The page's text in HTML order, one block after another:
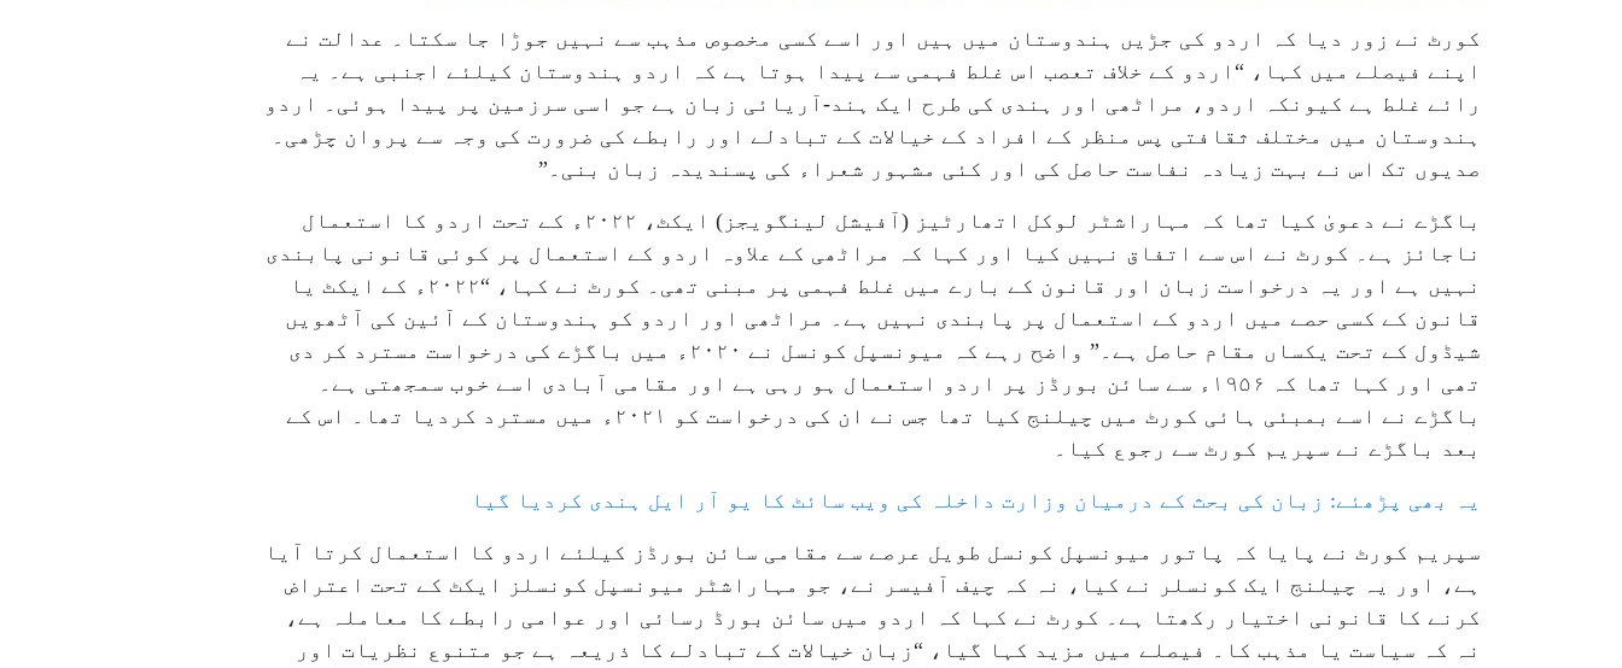
کورٹ نے زور دیا کہ اردو کی جڑیں ہندوستان میں ہیں اور اسے کسی مخصوص مذہب سے نہیں جوڑا جا سکتا۔ عدالت نے
اپنے فیصلے میں کہا، “اردو کے خلاف تعصب اس غلط فہمی سے پیدا ہوتا ہے کہ اردو ہندوستان کیلئے اجنبی ہے۔ یہ
رائے غلط ہے کیونکہ اردو، مراٹھی اور ہندی کی طرح ایک ہند-آریائی زبان ہے جو اسی سرزمین پر پیدا ہوئی۔ اردو
ہندوستان میں مختلف ثقافتی پس منظر کے افراد کے خیالات کے تبادلے اور رابطے کی ضرورت کی وجہ سے پروان چڑھی۔
صدیوں تک اس نے بہت زیادہ نفاست حاصل کی اور کئی مشہور شعراء کی پسندیدہ زبان بنی۔”
باگڑے نے دعویٰ کیا تھا کہ مہاراشٹر لوکل اتھارٹیز (آفیشل لینگویجز) ایکٹ، ۲۰۲۲ء کے تحت اردو کا استعمال
ناجائز ہے۔ کورٹ نے اس سے اتفاق نہیں کیا اور کہا کہ مراٹھی کے علاوہ اردو کے استعمال پر کوئی قانونی پابندی
نہیں ہے اور یہ درخواست زبان اور قانون کے بارے میں غلط فہمی پر مبنی تھی۔ کورٹ نے کہا، “۲۰۲۲ء کے ایکٹ یا
قانون کے کسی حصے میں اردو کے استعمال پر پابندی نہیں ہے۔ مراٹھی اور اردو کو ہندوستان کے آئین کی آٹھویں
شیڈول کے تحت یکساں مقام حاصل ہے۔” واضح رہے کہ میونسپل کونسل نے ۲۰۲۰ء میں باگڑے کی درخواست مسترد کر دی
تھی اور کہا تھا کہ ۱۹۵۶ء سے سائن بورڈز پر اردو استعمال ہو رہی ہے اور مقامی آبادی اسے خوب سمجھتی ہے۔
باگڑے نے اسے بمبئی ہائی کورٹ میں چیلنج کیا تھا جس نے ان کی درخواست کو ۲۰۲۱ء میں مسترد کردیا تھا۔ اس کے
بعد باگڑے نے سپریم کورٹ سے رجوع کیا۔
یہ بھی پڑھئے: زبان کی بحث کے درمیان وزارت داخلہ کی ویب سائٹ کا یو آر ایل ہندی کردیا گیا
سپریم کورٹ نے پایا کہ پاتور میونسپل کونسل طویل عرصے سے مقامی سائن بورڈز کیلئے اردو کا استعمال کرتا آیا
ہے، اور یہ چیلنج ایک کونسلر نے کیا، نہ کہ چیف آفیسر نے، جو مہاراشٹر میونسپل کونسلز ایکٹ کے تحت اعتراض
کرنے کا قانونی اختیار رکھتا ہے۔ کورٹ نے کہا کہ اردو میں سائن بورڈ رسائی اور عوامی رابطے کا معاملہ ہے،
نہ کہ سیاست یا مذہب کا۔ فیصلے میں مزید کہا گیا، “زبان خیالات کے تبادلے کا ذریعہ ہے جو متنوع نظریات اور